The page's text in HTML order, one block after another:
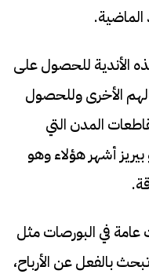
الأندية للحصول على
الأخرى وللحصول
المدن التي
أشهر هؤلاء وهو
عامة في البورصات مثل
بالفعل عن الأرباح،